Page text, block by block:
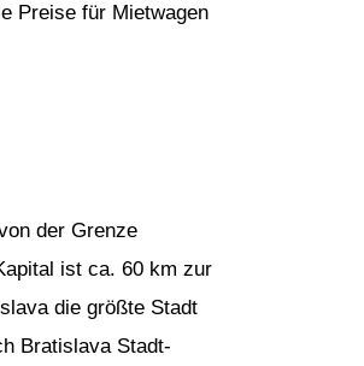
Preise für Mietwagen
der Grenze
ist ca. 60 km zur
die größte Stadt
Bratislava Stadt-